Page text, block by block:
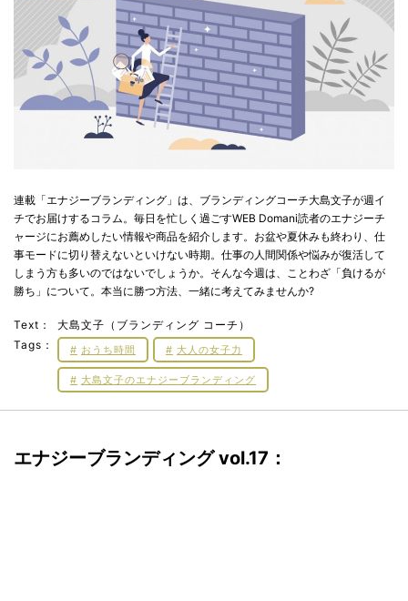
連載「エナジーブランディング」は、ブランディングコーチ大島文子が週イ
チでお届けするコラム。毎日を忙しく過ごすWEB Domani読者のエナジーチ
ャージにお薦めしたい情報や商品を紹介します。お盆や夏休みも終わり、仕
事モードに切り替えないといけない時期。仕事の人間関係や悩みが復活して
しまう方も多いのではないでしょうか。そんな今週は、ことわざ「負けるが
勝ち」について。本当に勝つ方法、一緒に考えてみませんか?
Text：
大島文子（ブランディング コーチ）
Tags：
おうち時間 大人の女子力
大島文子のエナジーブランディング
エナジーブランディング vol.17：